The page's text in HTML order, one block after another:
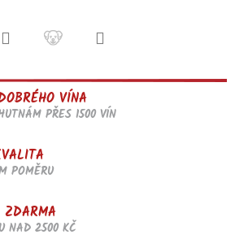
VÍNA
PŘES 1500 VÍN
POMĚRU
ZDARMA
NAD 2500 KČ